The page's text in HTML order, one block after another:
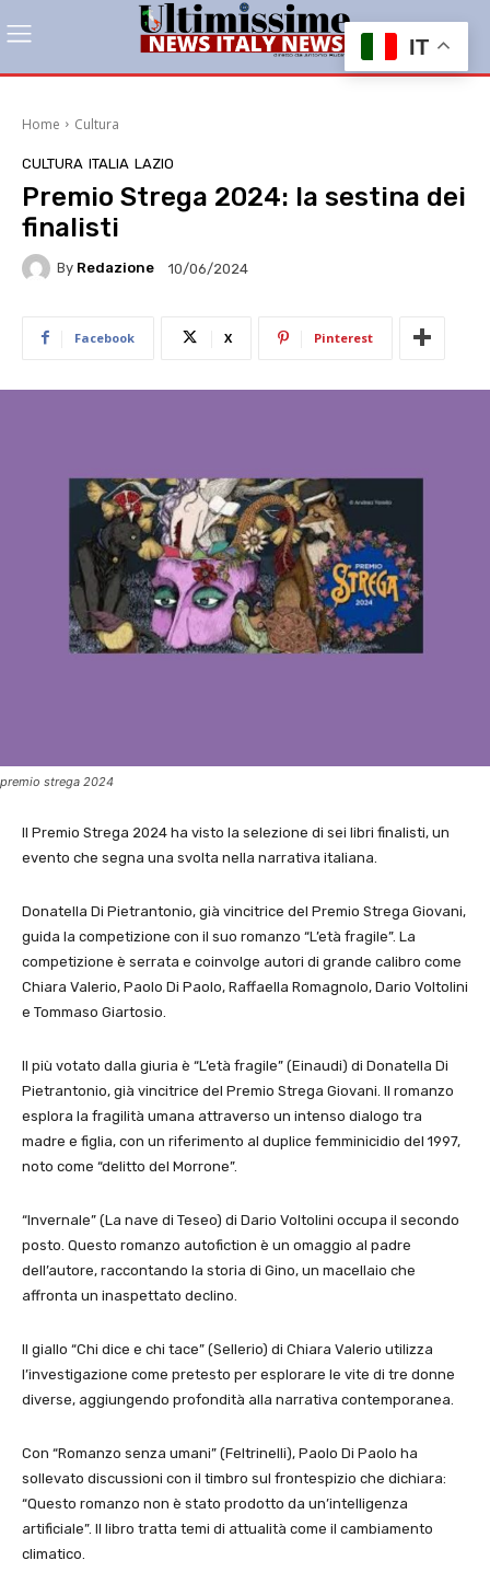
Home Cultura
CULTURA ITALIA LAZIO
Premio Strega 2024: la sestina dei
finalisti
By Redazione 10/06/2024
Facebook X Pinterest
premio strega 2024
Il Premio Strega 2024 ha visto la selezione di sei libri finalisti, un
evento che segna una svolta nella narrativa italiana.
Donatella Di Pietrantonio, già vincitrice del Premio Strega Giovani,
guida la competizione con il suo romanzo “L’età fragile”. La
competizione è serrata e coinvolge autori di grande calibro come
Chiara Valerio, Paolo Di Paolo, Raffaella Romagnolo, Dario Voltolini
e Tommaso Giartosio.
Il più votato dalla giuria è “L’età fragile” (Einaudi) di Donatella Di
Pietrantonio, già vincitrice del Premio Strega Giovani. Il romanzo
esplora la fragilità umana attraverso un intenso dialogo tra
madre e figlia, con un riferimento al duplice femminicidio del 1997,
noto come “delitto del Morrone”.
“Invernale” (La nave di Teseo) di Dario Voltolini occupa il secondo
posto. Questo romanzo autofiction è un omaggio al padre
dell’autore, raccontando la storia di Gino, un macellaio che
affronta un inaspettato declino.
Il giallo “Chi dice e chi tace” (Sellerio) di Chiara Valerio utilizza
l’investigazione come pretesto per esplorare le vite di tre donne
diverse, aggiungendo profondità alla narrativa contemporanea.
Con “Romanzo senza umani” (Feltrinelli), Paolo Di Paolo ha
sollevato discussioni con il timbro sul frontespizio che dichiara:
“Questo romanzo non è stato prodotto da un’intelligenza
artificiale”. Il libro tratta temi di attualità come il cambiamento
climatico.
IT